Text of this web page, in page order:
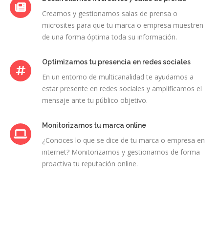
Creamos y gestionamos salas de prensa o
microsites para que tu marca o empresa muestren
de una forma óptima toda su información.
Optimizamos tu presencia en redes sociales
En un entorno de multicanalidad te ayudamos a
estar presente en redes sociales y amplificamos el
mensaje ante tu público objetivo.
Monitorizamos tu marca online
¿Conoces lo que se dice de tu marca o empresa en
internet? Monitorizamos y gestionamos de forma
proactiva tu reputación online.